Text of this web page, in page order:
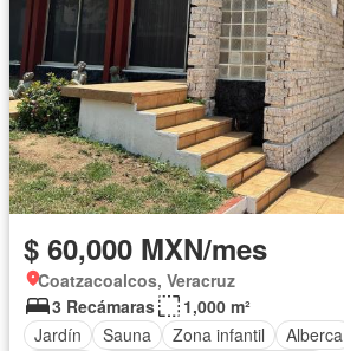
$ 60,000 MXN/mes
Coatzacoalcos, Veracruz
3 Recámaras
1,000 m²
Jardín
Sauna Zona infantil Alberca